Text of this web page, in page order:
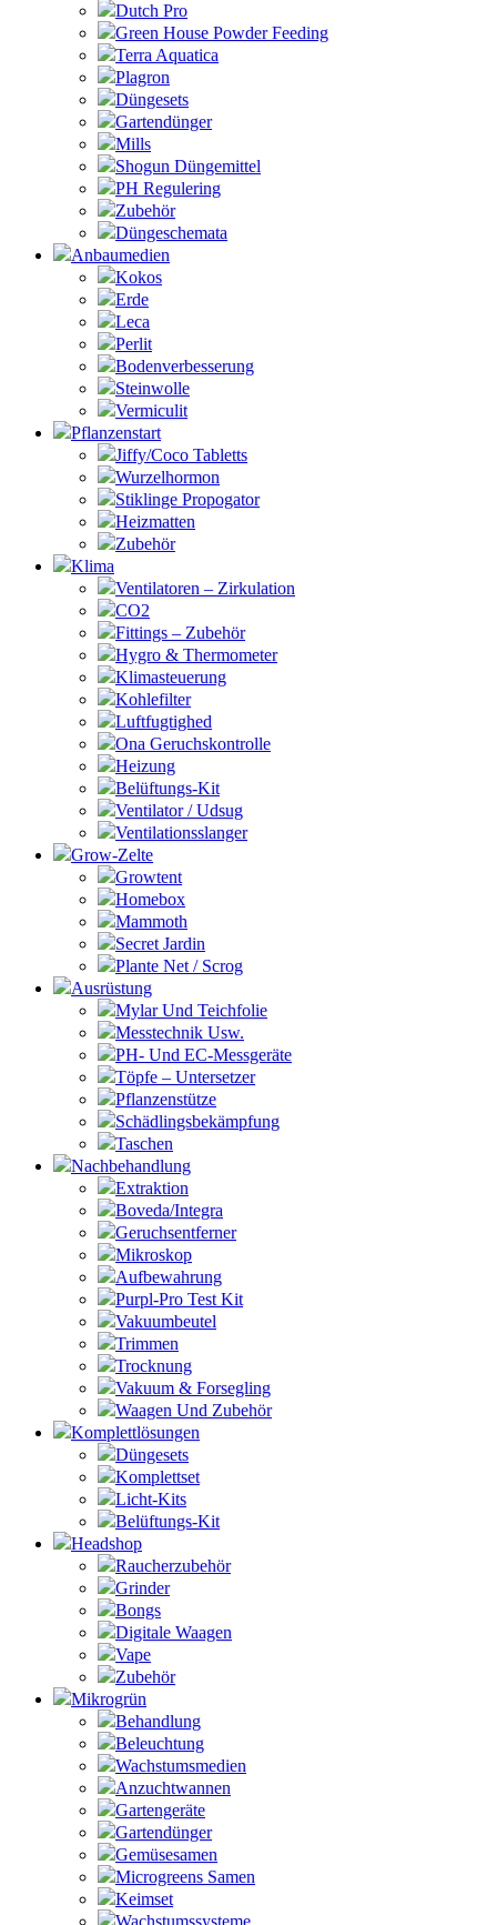
Dutch Pro
Green House Powder Feeding
Terra Aquatica
Plagron
Düngesets
Gartendünger
Mills
Shogun Düngemittel
PH Regulering
Zubehör
Düngeschemata
Anbaumedien
Kokos
Erde
Leca
Perlit
Bodenverbesserung
Steinwolle
Vermiculit
Pflanzenstart
Jiffy/Coco Tabletts
Wurzelhormon
Stiklinge Propogator
Heizmatten
Zubehör
Klima
Ventilatoren – Zirkulation
CO2
Fittings – Zubehör
Hygro & Thermometer
Klimasteuerung
Kohlefilter
Luftfugtighed
Ona Geruchskontrolle
Heizung
Belüftungs-Kit
Ventilator / Udsug
Ventilationsslanger
Grow-Zelte
Growtent
Homebox
Mammoth
Secret Jardin
Plante Net / Scrog
Ausrüstung
Mylar Und Teichfolie
Messtechnik Usw.
PH- Und EC-Messgeräte
Töpfe – Untersetzer
Pflanzenstütze
Schädlingsbekämpfung
Taschen
Nachbehandlung
Extraktion
Boveda/Integra
Geruchsentferner
Mikroskop
Aufbewahrung
Purpl-Pro Test Kit
Vakuumbeutel
Trimmen
Trocknung
Vakuum & Forsegling
Waagen Und Zubehör
Komplettlösungen
Düngesets
Komplettset
Licht-Kits
Belüftungs-Kit
Headshop
Raucherzubehör
Grinder
Bongs
Digitale Waagen
Vape
Zubehör
Mikrogrün
Behandlung
Beleuchtung
Wachstumsmedien
Anzuchtwannen
Gartengeräte
Gartendünger
Gemüsesamen
Microgreens Samen
Keimset
Wachstumssysteme